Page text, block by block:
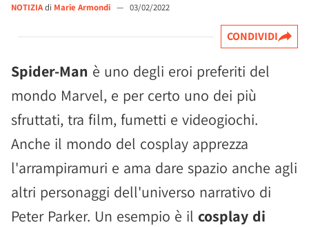
NOTIZIAdi Marie Armondi — 03/02/2022
CONDIVIDI
Spider-Man è uno degli eroi preferiti del
mondo Marvel, e per certo uno dei più
sfruttati, tra film, fumetti e videogiochi.
Anche il mondo del cosplay apprezza
l'arrampiramuri e ama dare spazio anche agli
altri personaggi dell'universo narrativo di
Peter Parker. Un esempio è il cosplay di